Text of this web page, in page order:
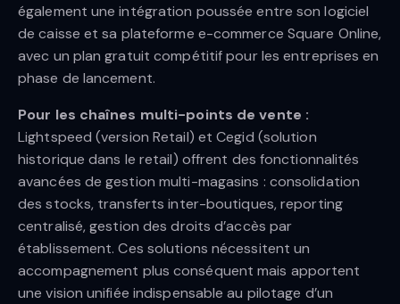
également une intégration poussée entre son logiciel
de caisse et sa plateforme e-commerce Square Online,
avec un plan gratuit compétitif pour les entreprises en
phase de lancement.
Pour les chaînes multi-points de vente :
Lightspeed (version Retail) et Cegid (solution
historique dans le retail) offrent des fonctionnalités
avancées de gestion multi-magasins : consolidation
des stocks, transferts inter-boutiques, reporting
centralisé, gestion des droits d’accès par
établissement. Ces solutions nécessitent un
accompagnement plus conséquent mais apportent
une vision unifiée indispensable au pilotage d’un